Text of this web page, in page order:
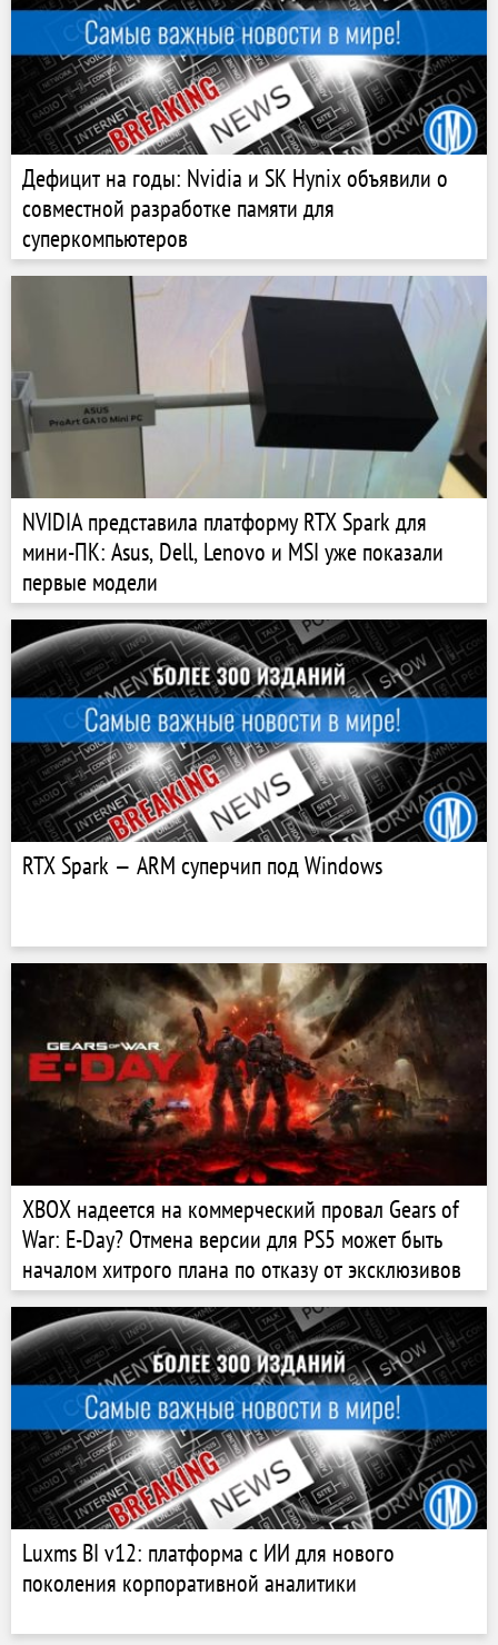
Дефицит на годы: Nvidia и SK Hynix объявили о
совместной разработке памяти для
суперкомпьютеров
NVIDIA представила платформу RTX Spark для
мини-ПК: Asus, Dell, Lenovo и MSI уже показали
первые модели
RTX Spark — ARM суперчип под Windows
XBOX надеется на коммерческий провал Gears of
War: E-Day? Отмена версии для PS5 может быть
началом хитрого плана по отказу от эксклюзивов
Luxms BI v12: платформа с ИИ для нового
поколения корпоративной аналитики